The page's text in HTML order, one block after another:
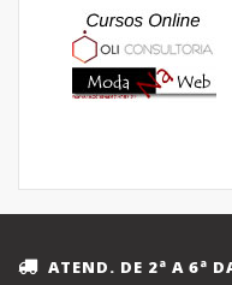
ATEND. DE 2ª A 6ª